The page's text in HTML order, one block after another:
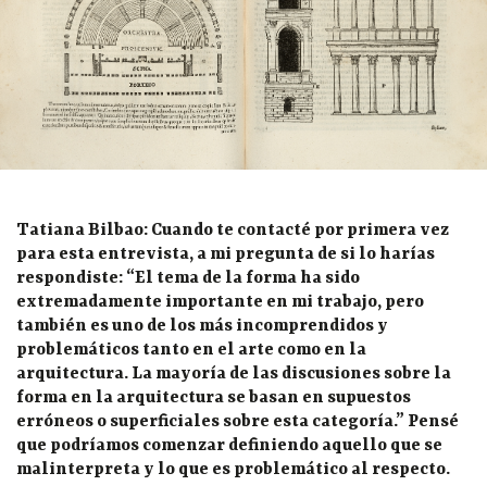
Tatiana Bilbao: Cuando te contacté por primera vez
para esta entrevista, a mi pregunta de si lo harías
respondiste: “El tema de la forma ha sido
extremadamente importante en mi trabajo, pero
también es uno de los más incomprendidos y
problemáticos tanto en el arte como en la
arquitectura. La mayoría de las discusiones sobre la
forma en la arquitectura se basan en supuestos
erróneos o superficiales sobre esta categoría.” Pensé
que podríamos comenzar definiendo aquello que se
malinterpreta y lo que es problemático al respecto.